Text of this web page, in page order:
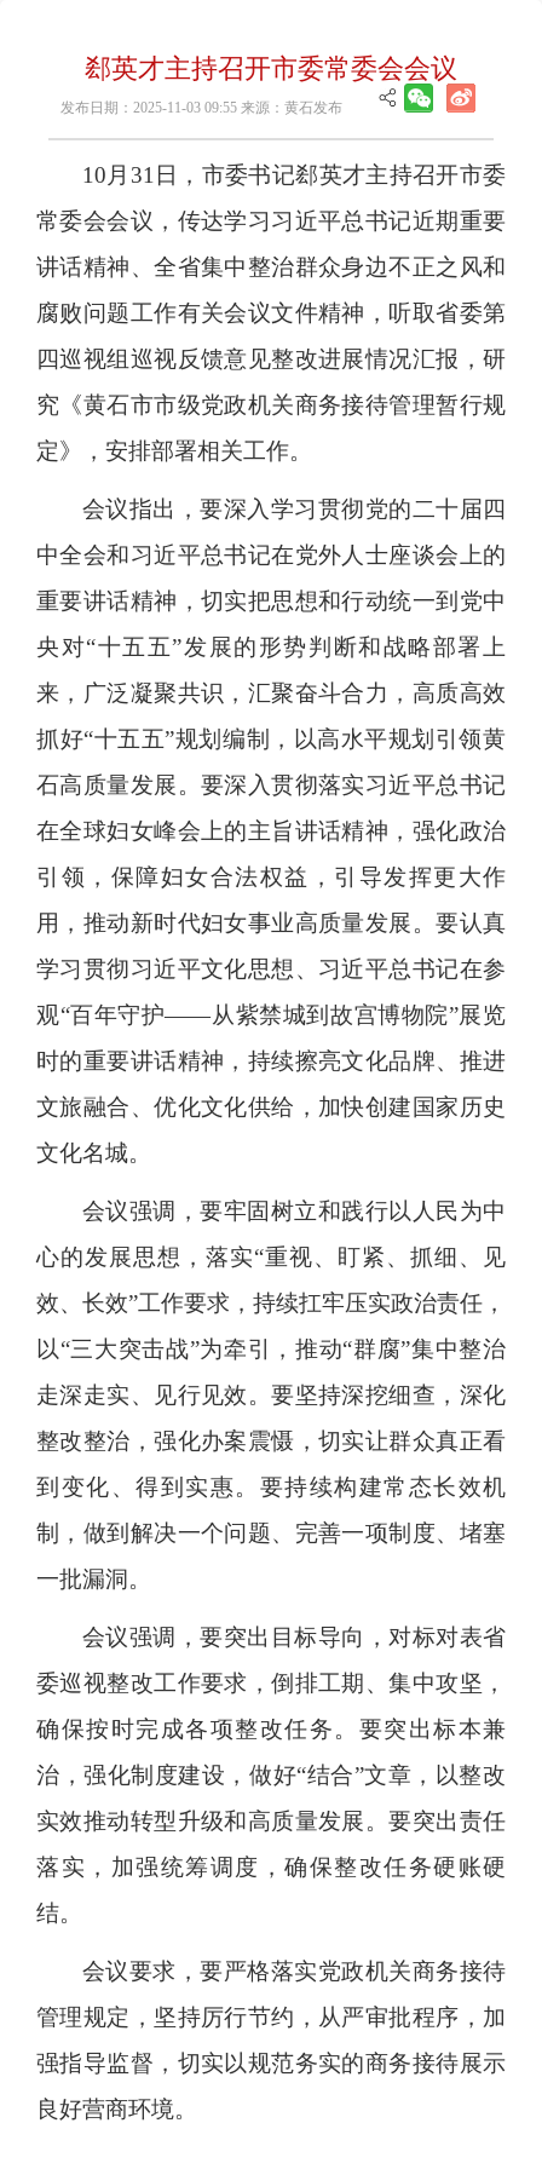
郄英才主持召开市委常委会会议
发布日期：2025-11-03 09:55 来源：黄石发布
10月31日，市委书记郄英才主持召开市委
常委会会议，传达学习习近平总书记近期重要
讲话精神、全省集中整治群众身边不正之风和
腐败问题工作有关会议文件精神，听取省委第
四巡视组巡视反馈意见整改进展情况汇报，研
究《黄石市市级党政机关商务接待管理暂行规
定》，安排部署相关工作。
会议指出，要深入学习贯彻党的二十届四
中全会和习近平总书记在党外人士座谈会上的
重要讲话精神，切实把思想和行动统一到党中
央对“十五五”发展的形势判断和战略部署上
来，广泛凝聚共识，汇聚奋斗合力，高质高效
抓好“十五五”规划编制，以高水平规划引领黄
石高质量发展。要深入贯彻落实习近平总书记
在全球妇女峰会上的主旨讲话精神，强化政治
引领，保障妇女合法权益，引导发挥更大作
用，推动新时代妇女事业高质量发展。要认真
学习贯彻习近平文化思想、习近平总书记在参
观“百年守护——从紫禁城到故宫博物院”展览
时的重要讲话精神，持续擦亮文化品牌、推进
文旅融合、优化文化供给，加快创建国家历史
文化名城。
会议强调，要牢固树立和践行以人民为中
心的发展思想，落实“重视、盯紧、抓细、见
效、长效”工作要求，持续扛牢压实政治责任，
以“三大突击战”为牵引，推动“群腐”集中整治
走深走实、见行见效。要坚持深挖细查，深化
整改整治，强化办案震慑，切实让群众真正看
到变化、得到实惠。要持续构建常态长效机
制，做到解决一个问题、完善一项制度、堵塞
一批漏洞。
会议强调，要突出目标导向，对标对表省
委巡视整改工作要求，倒排工期、集中攻坚，
确保按时完成各项整改任务。要突出标本兼
治，强化制度建设，做好“结合”文章，以整改
实效推动转型升级和高质量发展。要突出责任
落实，加强统筹调度，确保整改任务硬账硬
结。
会议要求，要严格落实党政机关商务接待
管理规定，坚持厉行节约，从严审批程序，加
强指导监督，切实以规范务实的商务接待展示
良好营商环境。